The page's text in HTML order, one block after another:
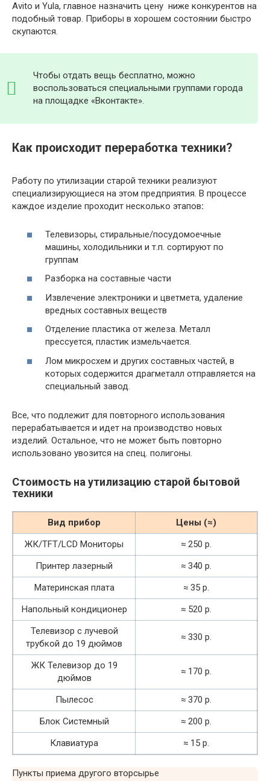
Avito и Yula, главное назначить цену ниже конкурентов на
подобный товар. Приборы в хорошем состоянии быстро
скупаются.
Чтобы отдать вещь бесплатно, можно
воспользоваться специальными группами города
на площадке «Вконтакте».
Как происходит переработка техники?
Работу по утилизации старой техники реализуют
специализирующиеся на этом предприятия. В процессе
каждое изделие проходит несколько этапов:
Телевизоры, стиральные/посудомоечные
машины, холодильники и т.п. сортируют по
группам
Разборка на составные части
Извлечение электроники и цветмета, удаление
вредных составных веществ
Отделение пластика от железа. Металл
прессуется, пластик измельчается.
Лом микросхем и других составных частей, в
которых содержится драгметалл отправляется на
специальный завод.
Все, что подлежит для повторного использования
перерабатывается и идет на производство новых
изделий. Остальное, что не может быть повторно
использовано увозится на спец. полигоны.
Стоимость на утилизацию старой бытовой
техники
Вид прибор
Цены (≈)
ЖК/TFT/LCD Мониторы
≈ 250 р.
Принтер лазерный
≈ 340 р.
Материнская плата
≈ 35 р.
Напольный кондиционер
≈ 520 р.
Телевизор с лучевой
трубкой до 19 дюймов
≈ 330 р.
ЖК Телевизор до 19
дюймов
≈ 170 р.
Пылесос
≈ 370 р.
Блок Системный
≈ 200 р.
Клавиатура
≈ 15 р.
Пункты приема другого вторсырье